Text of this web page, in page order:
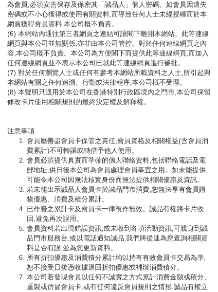
為會員,必須安善保存及保密其「誠品人」個人密碼。如會員因遺失
密碼或不小心獲得或使用有關資料,而導致任何人士未經授權而於本
網頁獲得會員資料,本公司概不負責。
(6) 本網站內通往第三者網頁之連結可讓閣下離開本網站。此等連線
網頁與本公司並無關係,亦非由本公司管控。對於任何連線網頁之內
容,本公司概不負責。本公司為方便閣下而提供此等連線網頁,而加入
任何連線網頁並不表示本公司已就此等連線網頁進行審批。
(7) 對於任何瀏覽人士或任何有參考本網站所載資料之人士,所引起與
本網站有關之任何追溯、行動或法律程序,本公司概不受理。
(8) 本聲明只適用於本公司在香港特別行政區境內之門市,本公司保留
修改卡片使用相關規則的最終決定權及解釋權。
注意事項
會員應善盡會員卡保管之責任,會員資格及相關權益(含會員消
費累計)不可轉讓或轉借予他人使用。
會員必須提供真實而準確的個人聯絡資料,包括聯絡電話及電
郵地址,供日後本公司為會員處理會員事宜之用。如未能提供,
可能令本公司因無法核實身份而無法提供相關優惠及資訊。
若未能出示誠品人會員卡於誠品門市消費,恕無法享有會員購
物優惠、消費及積分累計。
已作廢之累計卡及會員卡一律視作無效。誠品有權將卡片收
回,避免再次誤用。
會員資料若出現錯誤資訊,或未收到各項活動資訊,可親身到誠
品門市服務台,或以電話通知誠品,我們將從速為您查詢相關資
料是否有誤,並為您更新資料。
所有折扣優惠及消費積分累計均以持有有效會員卡交易為準,
恕不接受日後憑收據退回折扣優惠或補辦消費積分。
本公司若發現會員以任何不誠實之方式累計消費金額或積分、
重製或仿冒會員卡,或有任何違反會員規則之情形,誠品有權立